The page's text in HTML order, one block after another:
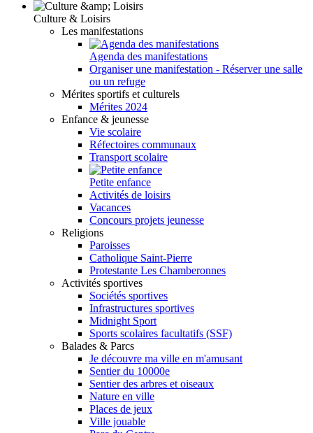
Culture & Loisirs
Les manifestations
Agenda des manifestations
Organiser une manifestation - Réserver une salle
ou un refuge
Mérites sportifs et culturels
Mérites 2024
Enfance & jeunesse
Vie scolaire
Réfectoires communaux
Transport scolaire
Petite enfance
Activités de loisirs
Vacances
Concours projets jeunesse
Religions
Paroisses
Catholique Saint-Pierre
Protestante Les Chamberonnes
Activités sportives
Sociétés sportives
Infrastructures sportives
Midnight Sport
Sports scolaires facultatifs (SSF)
Balades & Parcs
Je découvre ma ville en m'amusant
Sentier du 10000e
Sentier des arbres et oiseaux
Nature en ville
Places de jeux
Ville jouable